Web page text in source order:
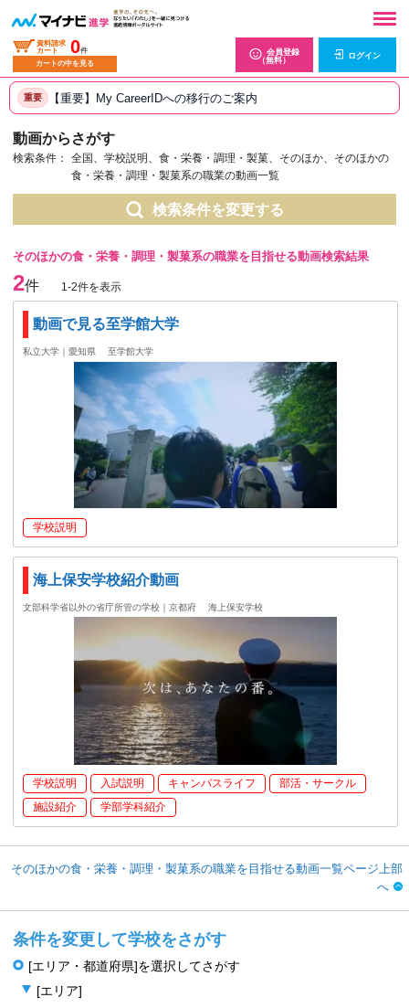
資料請求
カート
0件
カートの中を見る
会員登録
（無料）
ログイン
重要 【重要】My CareerIDへの移行のご案内
動画からさがす
検索条件：
全国、学校説明、食・栄養・調理・製菓、そのほか、そのほかの
食・栄養・調理・製菓系の職業の動画一覧
検索条件を変更する
そのほかの食・栄養・調理・製菓系の職業を目指せる動画検索結果
2件 1-2件を表示
動画で見る至学館大学
私立大学｜愛知県 至学館大学
学校説明
海上保安学校紹介動画
文部科学省以外の省庁所管の学校｜京都府 海上保安学校
学校説明 入試説明 キャンパスライフ
部活・サークル
施設紹介
学部学科紹介
そのほかの食・栄養・調理・製菓系の職業を目指せる動画一覧ページ上部
へ
条件を変更して学校をさがす
[エリア・都道府県]を選択してさがす
[エリア]